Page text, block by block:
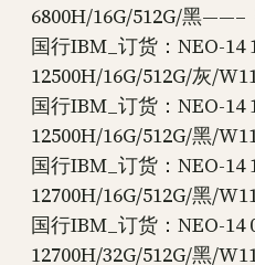
6800H/16G/512G/黑——–
国行IBM_订货：NEO-14
12500H/16G/512G/灰/
国行IBM_订货：NEO-14
12500H/16G/512G/黑/
国行IBM_订货：NEO-14
12700H/16G/512G/黑/
国行IBM_订货：NEO-14
12700H/32G/512G/黑/